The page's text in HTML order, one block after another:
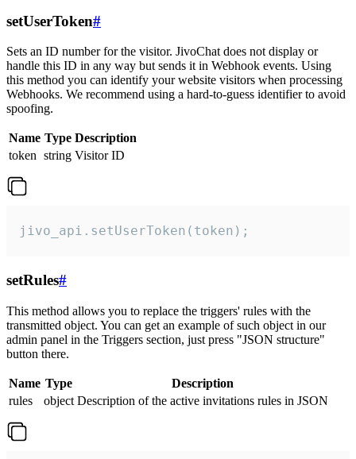
setUserToken#
Sets an ID number for the visitor. JivoChat does not display or
handle this ID in any way but sends it in Webhook events. Using
this method you can identify your website visitors when processing
Webhooks. We recommend using a hard-to-guess identifier to avoid
spoofing.
Name Type Description
token string Visitor ID
jivo_api.setUserToken(token);
setRules#
This method allows you to replace the triggers' rules with the
transmitted object. You can get an example of such object in our
admin panel in the Triggers section, just press "JSON structure"
button there.
Name Type
Description
rules
object Description of the active invitations rules in JSON